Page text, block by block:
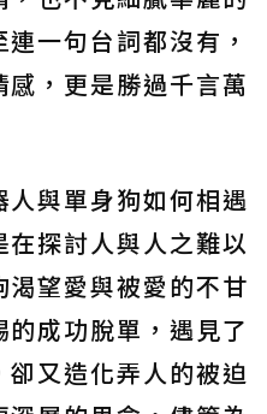
一句台詞都沒有，
，更是勝過千言萬
與單身狗如何相遇
探討人與人之難以
望愛與被愛的不甘
成功脫單，遇見了
又造化弄人的被迫